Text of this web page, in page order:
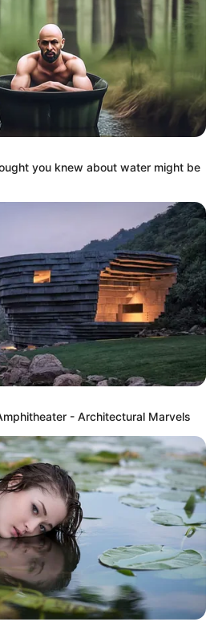
you knew about water might be
- Architectural Marvels